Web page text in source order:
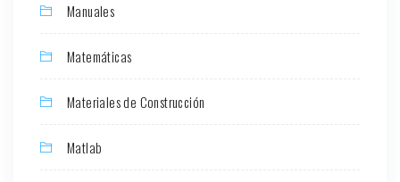
Manuales
Matemáticas
Materiales de Construcción
Matlab